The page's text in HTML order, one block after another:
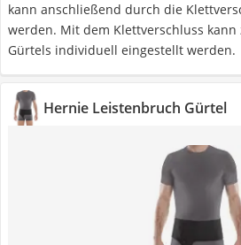
kann anschließend durch die
werden. Mit dem Klettverschluss kann
Gürtels individuell eingestellt werden.
Hernie Leistenbruch Gürtel